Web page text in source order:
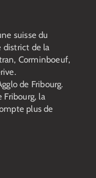
suisse du
district de la
Corminboeuf,
de Fribourg.
Fribourg, la
plus de